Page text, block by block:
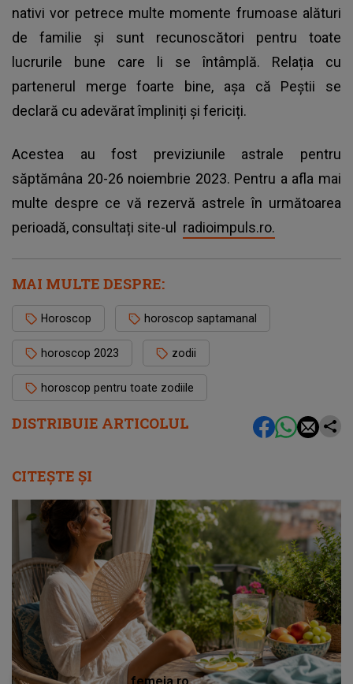
DISTRIBUIE ARTICOLUL
nativi vor petrece multe momente frumoase alături
de familie și sunt recunoscători pentru toate
lucrurile bune care li se întâmplă. Relația cu
partenerul merge foarte bine, așa că Peștii se
declară cu adevărat împliniți și fericiți.
Acestea au fost previziunile astrale pentru
săptămâna 20-26 noiembrie 2023. Pentru a afla mai
multe despre ce vă rezervă astrele în următoarea
perioadă, consultați site-ul radioimpuls.ro.
MAI MULTE DESPRE:
Horoscop horoscop saptamanal
horoscop 2023 zodii
horoscop pentru toate zodiile
CITEȘTE ȘI
femeia.ro